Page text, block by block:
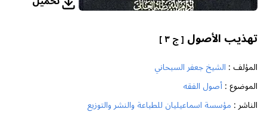
تهذيب الأصول [ ج ٣ ]
المؤلف : الشيخ جعفر السبحاني
الموضوع :أصول الفقه
الناشر : مؤسسة اسماعيليان للطباعة والنشر والتوزيع